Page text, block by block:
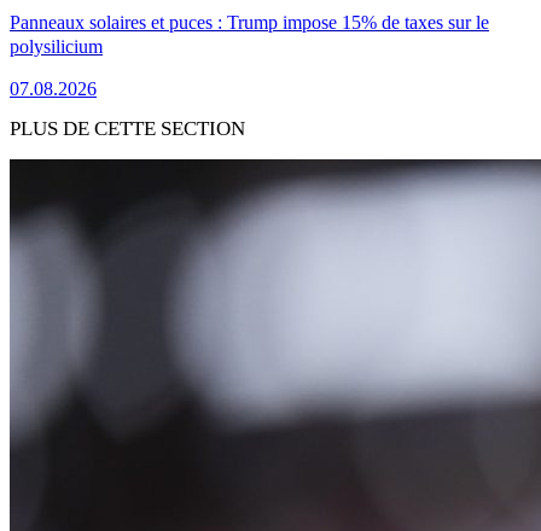
Panneaux solaires et puces : Trump impose 15% de taxes sur le
polysilicium
07.08.2026
PLUS DE CETTE SECTION